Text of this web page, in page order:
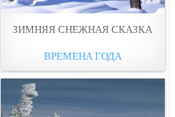
ЗИМНЯЯ СНЕЖНАЯ СКАЗКА
ВРЕМЕНА ГОДА